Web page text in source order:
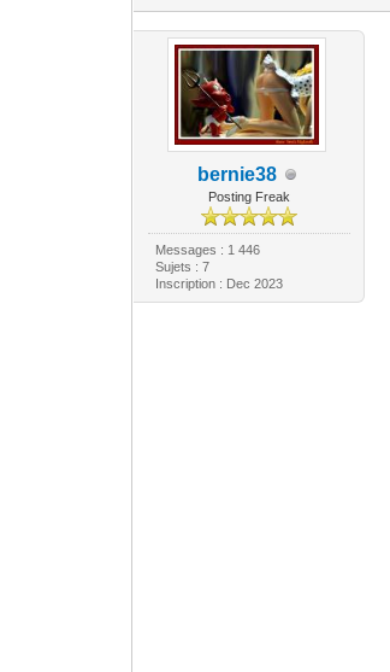
bernie38
Posting Freak
Messages : 1 446
Sujets : 7
Inscription : Dec 2023